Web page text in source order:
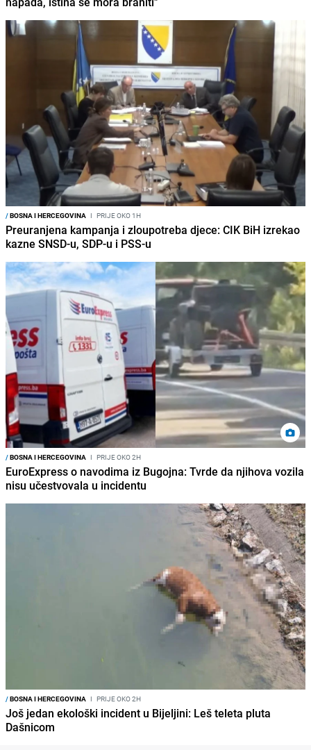
/BOSNA I HERCEGOVINA I PRIJE OKO 1H
Preuranjena kampanja i zloupotreba djece: CIK BiH izrekao
kazne SNSD-u, SDP-u i PSS-u
/BOSNA I HERCEGOVINA I PRIJE OKO 2H
EuroExpress o navodima iz Bugojna: Tvrde da njihova vozila
nisu učestvovala u incidentu
/BOSNA I HERCEGOVINA I PRIJE OKO 2H
Još jedan ekološki incident u Bijeljini: Leš teleta pluta
Dašnicom